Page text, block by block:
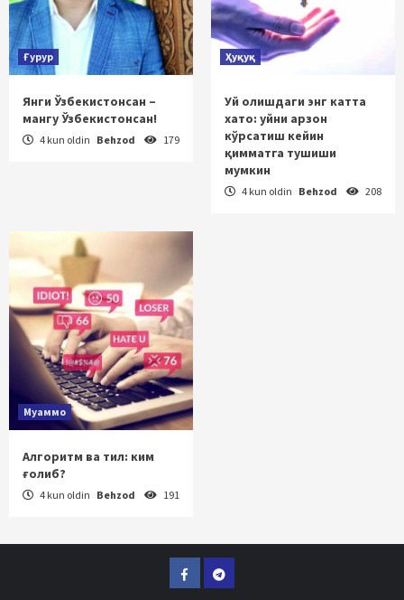
Ғурур
Янги Ўзбекистонсан –
мангу Ўзбекистонсан!
4 kun oldin Behzod 179
Ҳуқуқ
Уй олишдаги энг катта
хато: уйни арзон
кўрсатиш кейин
қимматга тушиши
мумкин
4 kun oldin Behzod 208
Муаммо
Алгоритм ва тил: ким
ғолиб?
4 kun oldin Behzod 191
FacebookTelegram